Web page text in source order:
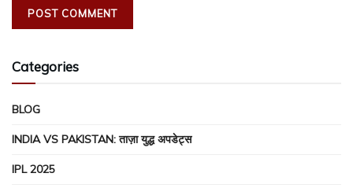
Categories
BLOG
INDIA VS PAKISTAN: ताज़ा युद्ध अपडेट्स
IPL 2025